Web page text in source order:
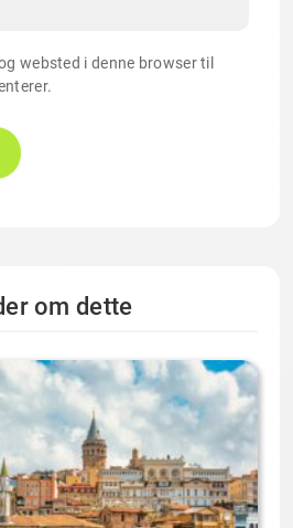
websted i denne browser til
om dette